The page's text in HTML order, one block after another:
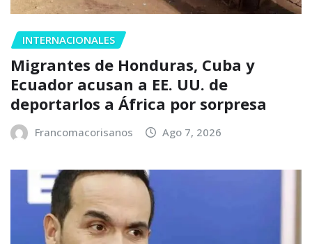
INTERNACIONALES
Migrantes de Honduras, Cuba y
Ecuador acusan a EE. UU. de
deportarlos a África por sorpresa
Francomacorisanos Ago 7, 2026